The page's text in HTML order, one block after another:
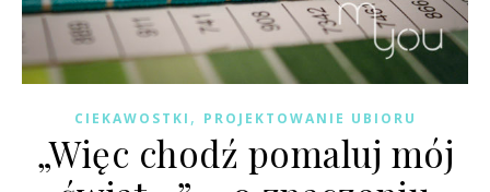
CIEKAWOSTKI , PROJEKTOWANIE UBIORU
„Więc chodź pomaluj mój